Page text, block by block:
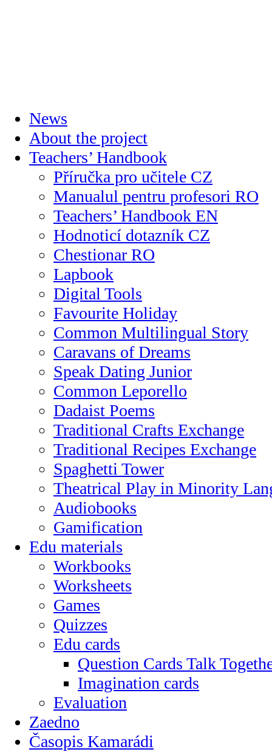
News
About the project
Teachers’ Handbook
Příručka pro učitele CZ
Manualul pentru profesori RO
Teachers’ Handbook EN
Hodnoticí dotazník CZ
Chestionar RO
Lapbook
Digital Tools
Favourite Holiday
Common Multilingual Story
Caravans of Dreams
Speak Dating Junior
Common Leporello
Dadaist Poems
Traditional Crafts Exchange
Traditional Recipes Exchange
Spaghetti Tower
Theatrical Play in Minority
Audiobooks
Gamification
Edu materials
Workbooks
Worksheets
Games
Quizzes
Edu cards
Question Cards Talk
Imagination cards
Evaluation
Zaedno
Časopis Kamarádi